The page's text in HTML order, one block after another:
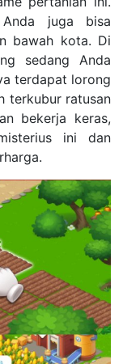
juga bisa
bawah kota. Di
sedang Anda
terdapat lorong
terkubur ratusan
bekerja keras,
ini dan